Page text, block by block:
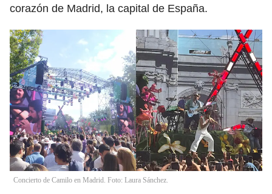
corazón de Madrid, la capital de España.
Concierto de Camilo en Madrid. Foto: Laura Sánchez.